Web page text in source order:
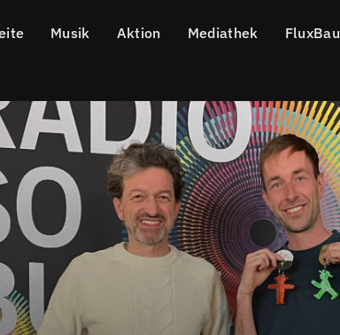
Musik Aktion Mediathek FluxBau